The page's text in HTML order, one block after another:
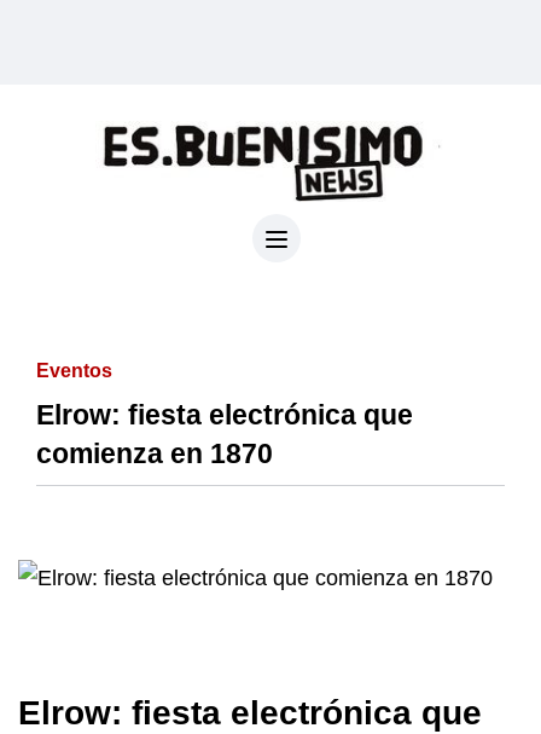
Eventos
Elrow: fiesta electrónica que
comienza en 1870
Elrow: fiesta electrónica que